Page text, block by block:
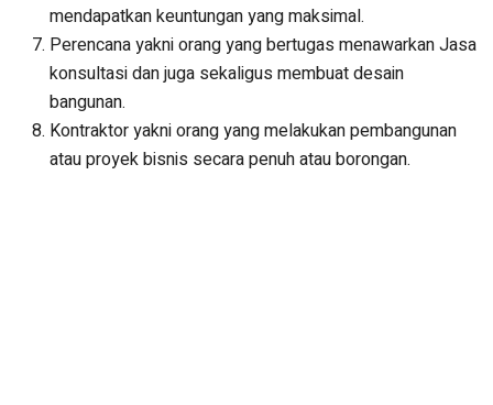
mendapatkan keuntungan yang maksimal.
Perencana yakni orang yang bertugas menawarkan Jasa
konsultasi dan juga sekaligus membuat desain
bangunan.
Kontraktor yakni orang yang melakukan pembangunan
atau proyek bisnis secara penuh atau borongan.